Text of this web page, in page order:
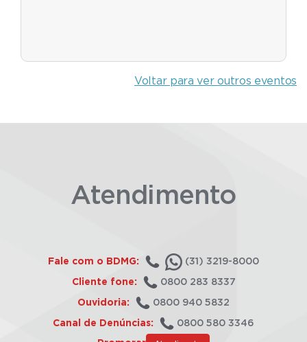
Voltar para ver outros eventos
Atendimento
Fale com o BDMG: (31) 3219-8000
Cliente fone: 0800 283 8337
Ouvidoria: 0800 940 5832
Canal de Denúncias: 0800 580 3346